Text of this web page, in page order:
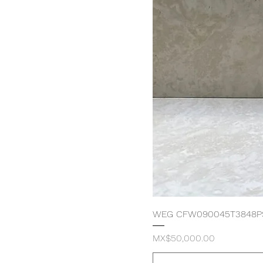
WEG
価格
MX$50,000.00